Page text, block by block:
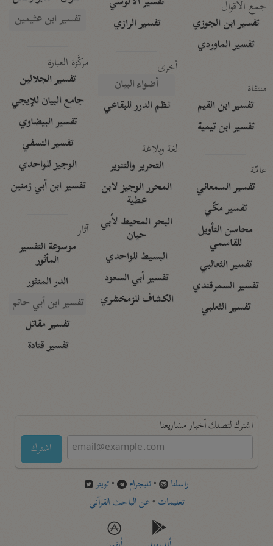
جمع الأقوال
تفسير ابن الجوزي
تفسير الماوردي
منتقاة
تفسير ابن القيم
تفسير ابن تيمية
عامّة
تفسير السمعاني
تفسير مكّي
محاسن التأويل
للقاسمي
تفسير الثعالبي
تفسير السمرقندي
تفسير الثعلبي
تفسير الرازي
أخرى
أضواء البيان
نظم الدرر للبقاعي
لغة وبلاغة
التحرير والتنوير
المحرر الوجيز لابن
عطية
البحر المحيط لأبي
حيان
البسيط للواحدي
تفسير أبي السعود
الكشاف للزمخشري
تفسير ابن عثيمين
مركَّزة العبارة
تفسير الجلالين
جامع البيان للإيجي
تفسير البيضاوي
تفسير النسفي
الوجيز للواحدي
تفسير ابن أبي زمنين
آثار
موسوعة التفسير
المأثور
الدر المنثور
تفسير ابن أبي حاتم
تفسير مقاتل
تفسير قتادة
اشترك لتصلك أخبار مشاريعنا
اشترك
راسلنا •تليجرام •تويتر
تعليمات •عن الباحث القرآني